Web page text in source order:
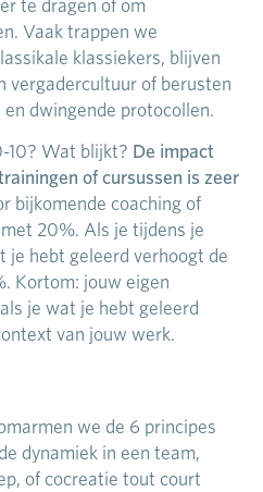
te dragen of om
Vaak trappen we
klassiekers, blijven
vergadercultuur of berusten
dwingende protocollen.
10? Wat blijkt? De impact
of cursussen is zeer
bijkomende coaching of
20%. Als je tijdens je
hebt geleerd verhoogt de
Kortom: jouw eigen
je wat je hebt geleerd
van jouw werk.
we de 6 principes
dynamiek in een team,
of cocreatie tout court